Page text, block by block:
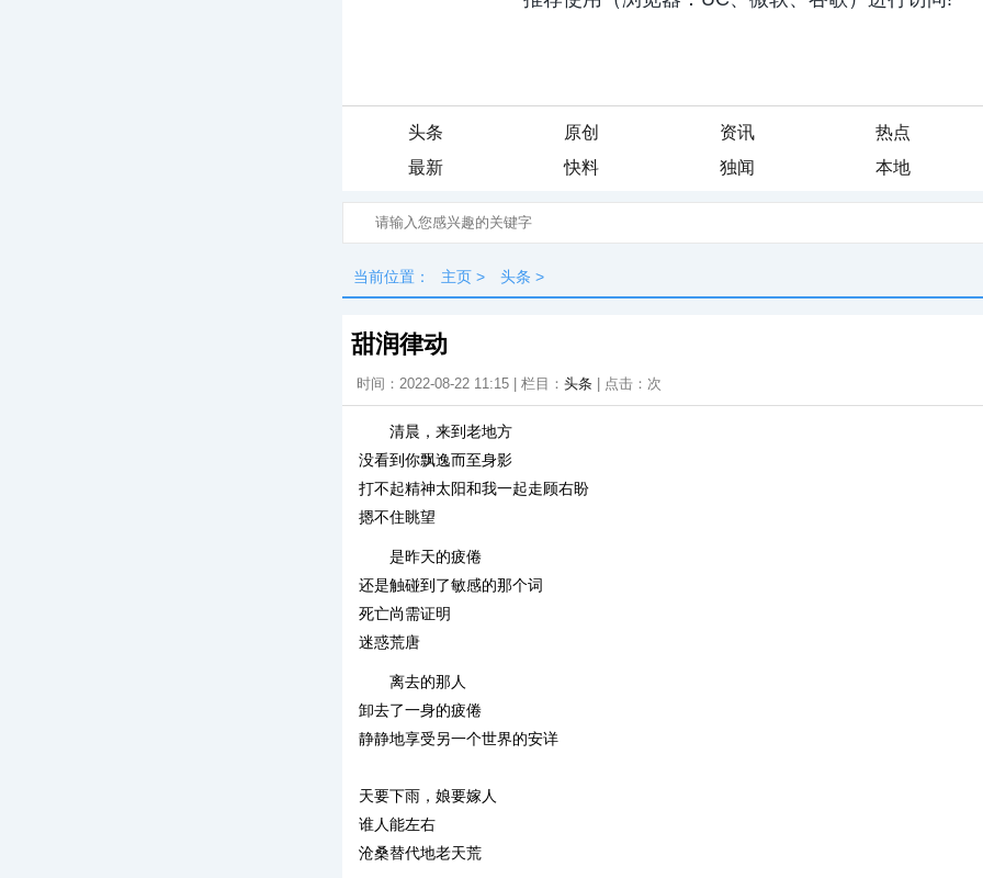
头条 原创 资讯
热点
最新
快料 独闻 本地
当前位置： 主页 > 头条 >
甜润律动
时间：2022-08-22 11:15 | 栏目： 头条 | 点击： 次
清晨，来到老地方
没看到你飘逸而至身影
打不起精神太阳和我一起走顾右盼
摁不住眺望
是昨天的疲倦
还是触碰到了敏感的那个词
死亡尚需证明
迷惑荒唐
离去的那人
卸去了一身的疲倦
静静地享受另一个世界的安详
天要下雨，娘要嫁人
谁人能左右
沧桑替代地老天荒